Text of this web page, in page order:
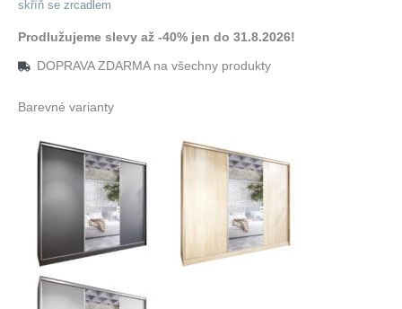
skříň se zrcadlem
Prodlužujeme slevy až -40% jen do 31.8.2026!
DOPRAVA ZDARMA na všechny produkty
Barevné varianty